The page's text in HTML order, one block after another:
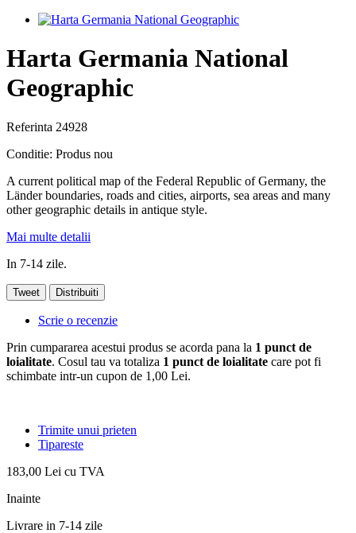
Harta Germania National
Geographic
Referinta 24928
Conditie: Produs nou
A current political map of the Federal Republic of Germany, the
Länder boundaries, roads and cities, airports, sea areas and many
other geographic details in antique style.
Mai multe detalii
In 7-14 zile.
Tweet Distribuiti
Scrie o recenzie
Prin cumpararea acestui produs se acorda pana la 1 punct de
loialitate. Cosul tau va totaliza 1 punct de loialitate care pot fi
schimbate intr-un cupon de 1,00 Lei.
Trimite unui prieten
Tipareste
183,00 Lei cu TVA
Inainte
Livrare in 7-14 zile